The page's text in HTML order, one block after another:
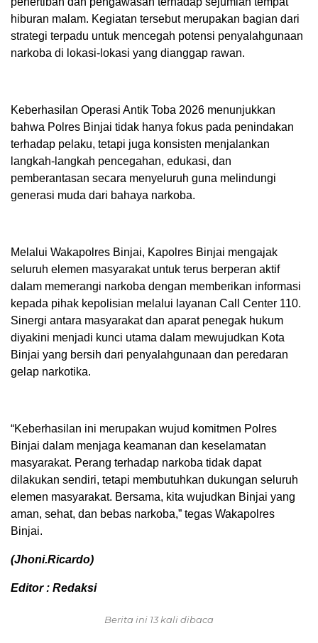
hiburan malam. Kegiatan tersebut merupakan bagian dari
strategi terpadu untuk mencegah potensi penyalahgunaan
narkoba di lokasi-lokasi yang dianggap rawan.
Keberhasilan Operasi Antik Toba 2026 menunjukkan
bahwa Polres Binjai tidak hanya fokus pada penindakan
terhadap pelaku, tetapi juga konsisten menjalankan
langkah-langkah pencegahan, edukasi, dan
pemberantasan secara menyeluruh guna melindungi
generasi muda dari bahaya narkoba.
Melalui Wakapolres Binjai, Kapolres Binjai mengajak
seluruh elemen masyarakat untuk terus berperan aktif
dalam memerangi narkoba dengan memberikan informasi
kepada pihak kepolisian melalui layanan Call Center 110.
Sinergi antara masyarakat dan aparat penegak hukum
diyakini menjadi kunci utama dalam mewujudkan Kota
Binjai yang bersih dari penyalahgunaan dan peredaran
gelap narkotika.
“Keberhasilan ini merupakan wujud komitmen Polres
Binjai dalam menjaga keamanan dan keselamatan
masyarakat. Perang terhadap narkoba tidak dapat
dilakukan sendiri, tetapi membutuhkan dukungan seluruh
elemen masyarakat. Bersama, kita wujudkan Binjai yang
aman, sehat, dan bebas narkoba,” tegas Wakapolres
Binjai.
(Jhoni.Ricardo)
Editor : Redaksi
Berita ini 13 kali dibaca